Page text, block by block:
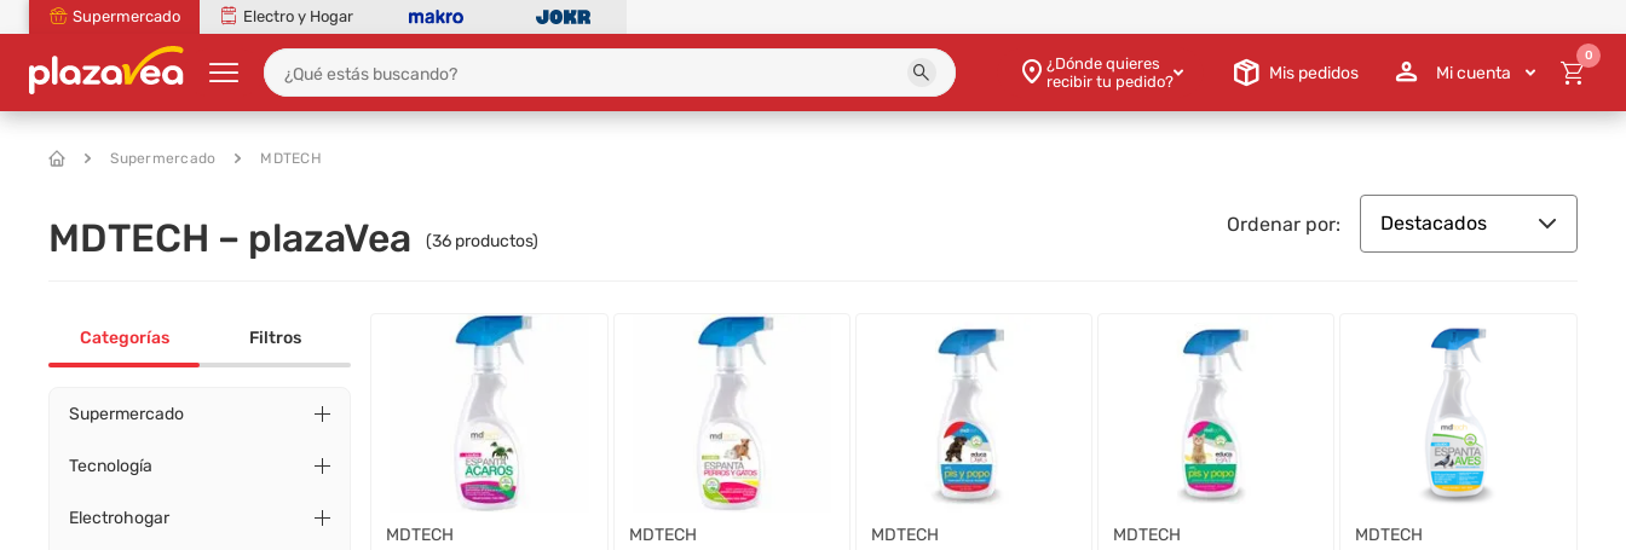
Supermercado Electro y Hogar
¿Dónde quieres
recibir tu pedido?
Mis pedidos Mi cuenta
0
Supermercado MDTECH
MDTECH – plazaVea (36 productos)
Ordenar por: Destacados
Categorías Filtros
Supermercado
Tecnología
Electrohogar
MDTECH
MDTECH
MDTECH
MDTECH
MDTECH